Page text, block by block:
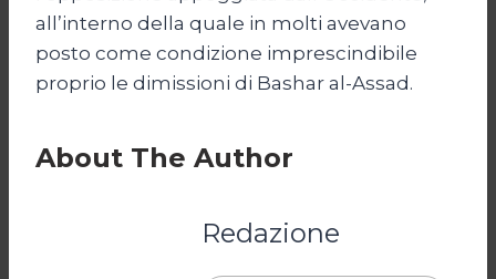
all’interno della quale in molti avevano
posto come condizione imprescindibile
proprio le dimissioni di Bashar al-Assad.
About The Author
Redazione